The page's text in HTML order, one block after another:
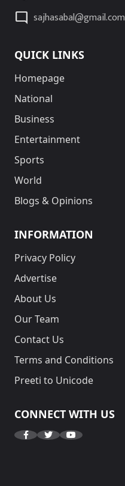
mode_comment sajhasabal@gmail.com
QUICK LINKS
Homepage
National
Business
Entertainment
Sports
World
Blogs & Opinions
INFORMATION
Privacy Policy
Advertise
About Us
Our Team
Contact Us
Terms and Conditions
Preeti to Unicode
CONNECT WITH US